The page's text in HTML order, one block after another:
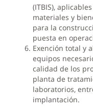
(ITBIS),
materiales y
para la
puesta en
Exención total y
equipos
calidad de los
planta de
laboratorios,
implantación.